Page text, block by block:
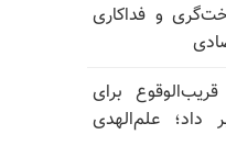
و فداکاری
برای
داد؛ علم‌الهدی